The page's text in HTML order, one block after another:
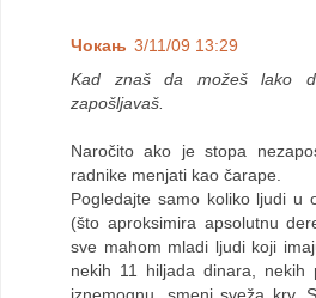
Чокањ 3/11/09 13:29
Kad znaš da možeš lako
zapošljavaš.
Naročito ako je stopa
radnike menjati kao čarape.
Pogledajte samo koliko ljudi u
(što aproksimira apsolutnu
sve mahom mladi ljudi koji
nekih 11 hiljada dinara,